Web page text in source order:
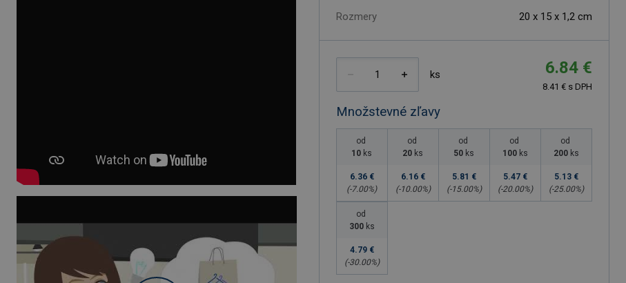
Rozmery
20 x 15 x 1,2 cm
ks 6.84 €
8.41 € s DPH
Množstevné zľavy
od
10 ks
6.36 €
(-7.00%)
od
20 ks
6.16 €
(-10.00%)
od
50 ks
5.81 €
(-15.00%)
od
100 ks
5.47 €
(-20.00%)
od
200 ks
5.13 €
(-25.00%)
od
300 ks
4.79 €
(-30.00%)